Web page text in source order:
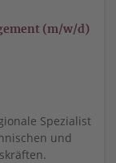
(m/w/d)
Spezialist
und